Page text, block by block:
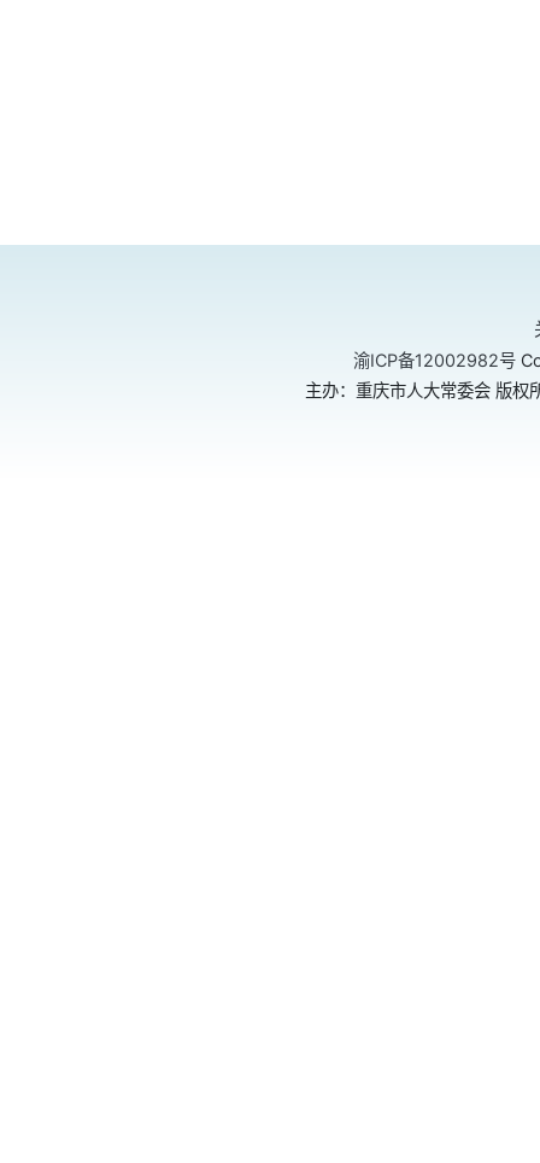
渝ICP备12002982号
主办：重庆市人大常委会 版